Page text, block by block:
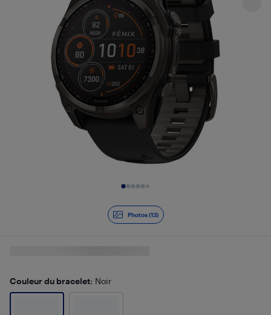
Photos (13)
Couleur du bracelet: Noir